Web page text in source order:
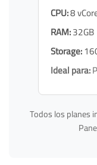
CPU:8
RAM:32GB
Storage:
Ideal para:
Todos los planes